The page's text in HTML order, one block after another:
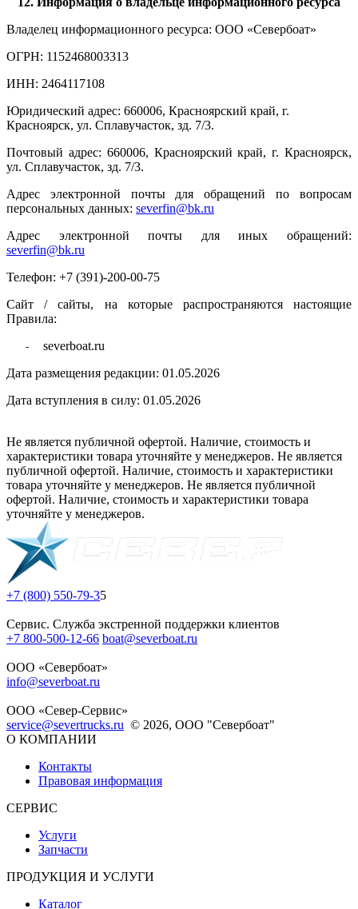
Владелец информационного ресурса: ООО «Севербоат»
ОГРН: 1152468003313
ИНН: 2464117108
Юридический адрес: 660006, Красноярский край, г.
Красноярск, ул. Сплавучасток, зд. 7/3.
Почтовый адрес: 660006, Красноярский край, г. Красноярск,
ул. Сплавучасток, зд. 7/3.
Адрес электронной почты для обращений по вопросам
персональных данных: severfin@bk.ru
Адрес электронной почты для иных обращений:
severfin@bk.ru
Телефон: +7 (391)-200-00-75
Сайт / сайты, на которые распространяются настоящие
Правила:
-
severboat.ru
Дата размещения редакции: 01.05.2026
Дата вступления в силу: 01.05.2026
Не является публичной офертой. Наличие, стоимость и
характеристики товара уточняйте у менеджеров. Не является
публичной офертой. Наличие, стоимость и характеристики
товара уточняйте у менеджеров. Не является публичной
офертой. Наличие, стоимость и характеристики товара
уточняйте у менеджеров.
+7 (800) 550-79-35
Сервис. Служба экстренной поддержки клиентов
+7 800-500-12-66 boat@severboat.ru
ООО «Севербоат»
info@severboat.ru
ООО «Север-Сервис»
service@severtrucks.ru © 2026, ООО "Севербоат"
О КОМПАНИИ
Контакты
Правовая информация
СЕРВИС
Услуги
Запчасти
ПРОДУКЦИЯ И УСЛУГИ
Каталог